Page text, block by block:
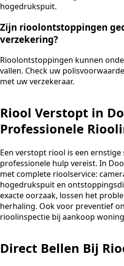
hogedrukspuit.
Zijn rioolontstoppingen
verzekering?
Rioolontstoppingen kunnen
vallen. Check uw
met uw verzekeraar.
Riool Verstopt in
Professionele
Een verstopt riool is een
professionele hulp vereist. In
met complete rioolservice:
hogedrukspuit en
exacte oorzaak, lossen het
herhaling. Ook voor preventief
rioolinspectie bij aankoop
Direct Bellen Bij